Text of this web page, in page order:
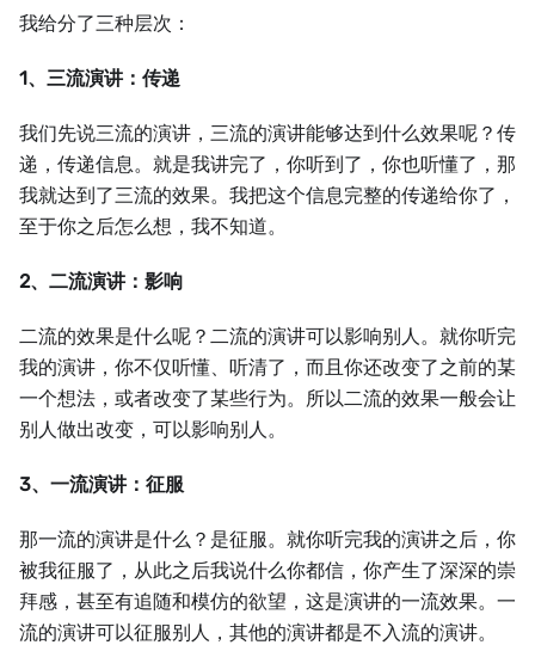
我给分了三种层次：
1、三流演讲：传递
我们先说三流的演讲，三流的演讲能够达到什么效果呢？传
递，传递信息。就是我讲完了，你听到了，你也听懂了，那
我就达到了三流的效果。我把这个信息完整的传递给你了，
至于你之后怎么想，我不知道。
2、二流演讲：影响
二流的效果是什么呢？二流的演讲可以影响别人。就你听完
我的演讲，你不仅听懂、听清了，而且你还改变了之前的某
一个想法，或者改变了某些行为。所以二流的效果一般会让
别人做出改变，可以影响别人。
3、一流演讲：征服
那一流的演讲是什么？是征服。就你听完我的演讲之后，你
被我征服了，从此之后我说什么你都信，你产生了深深的崇
拜感，甚至有追随和模仿的欲望，这是演讲的一流效果。一
流的演讲可以征服别人，其他的演讲都是不入流的演讲。